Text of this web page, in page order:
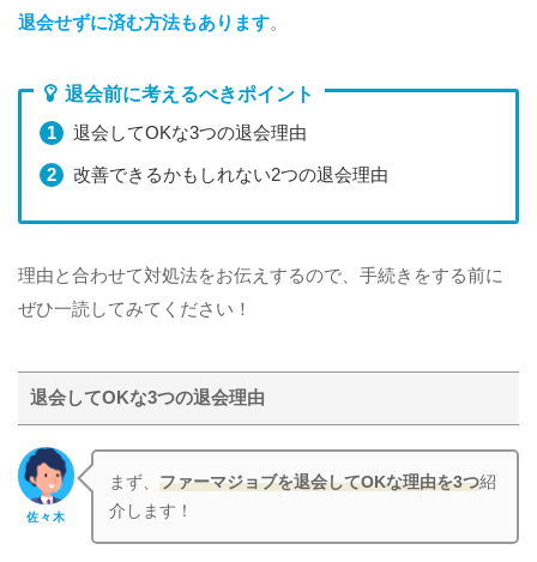
退会せずに済む方法もあります。
退会前に考えるべきポイント
退会してOKな3つの退会理由
改善できるかもしれない2つの退会理由
理由と合わせて対処法をお伝えするので、手続きをする前に
ぜひ一読してみてください！
退会してOKな3つの退会理由
佐々木
まず、ファーマジョブを退会してOKな理由を3つ紹
介します！